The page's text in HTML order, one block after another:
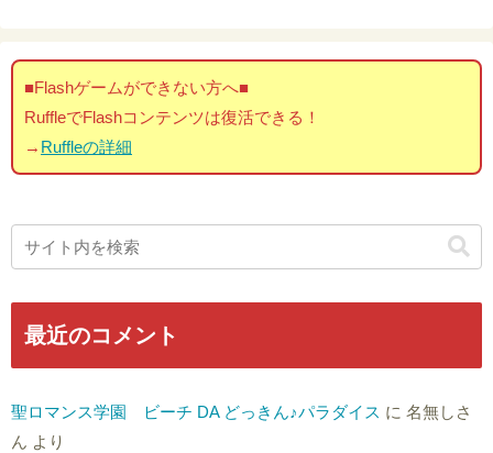
■Flashゲームができない方へ■
RuffleでFlashコンテンツは復活できる！
→ Ruffleの詳細
最近のコメント
聖ロマンス学園 ビーチ DA どっきん♪パラダイス に 名無しさ
ん より